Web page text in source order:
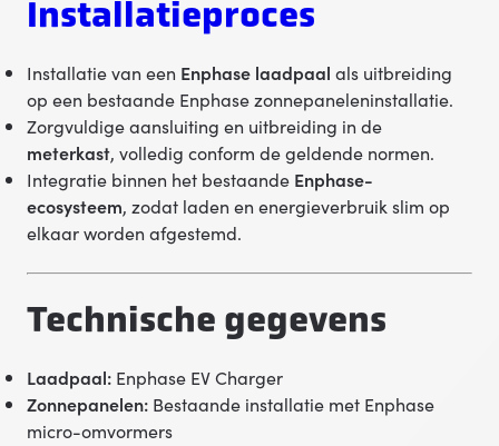
Installatieproces
Installatie van een Enphase laadpaal als uitbreiding
op een bestaande Enphase zonnepaneleninstallatie.
Zorgvuldige aansluiting en uitbreiding in de
meterkast, volledig conform de geldende normen.
Integratie binnen het bestaande Enphase-
ecosysteem, zodat laden en energieverbruik slim op
elkaar worden afgestemd.
Technische gegevens
Laadpaal: Enphase EV Charger
Zonnepanelen: Bestaande installatie met Enphase
micro-omvormers